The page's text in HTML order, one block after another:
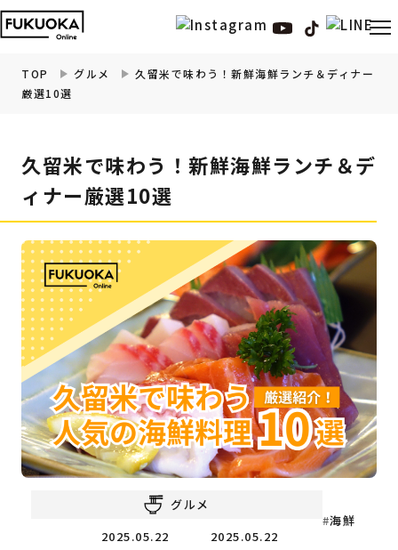
福岡の観光・お出かけ情報
福岡のイベント情報
福岡の ビューティー情報
福岡のフィットネス情報
福岡の暮らし情報
福岡の教育・子育て情報
福岡のビジネス情報
TOP グルメ
久留米で味わう！新鮮海鮮ランチ＆ディナー
厳選10選
久留米で味わう！新鮮海鮮ランチ＆デ
ィナー厳選10選
グルメ
2025.05.22
2025.05.22
海鮮